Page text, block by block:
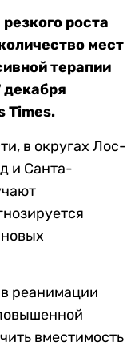
роста
мест
терапии
декабря
Times.
в округах Лос-
и Санта-
реанимации
вместимость